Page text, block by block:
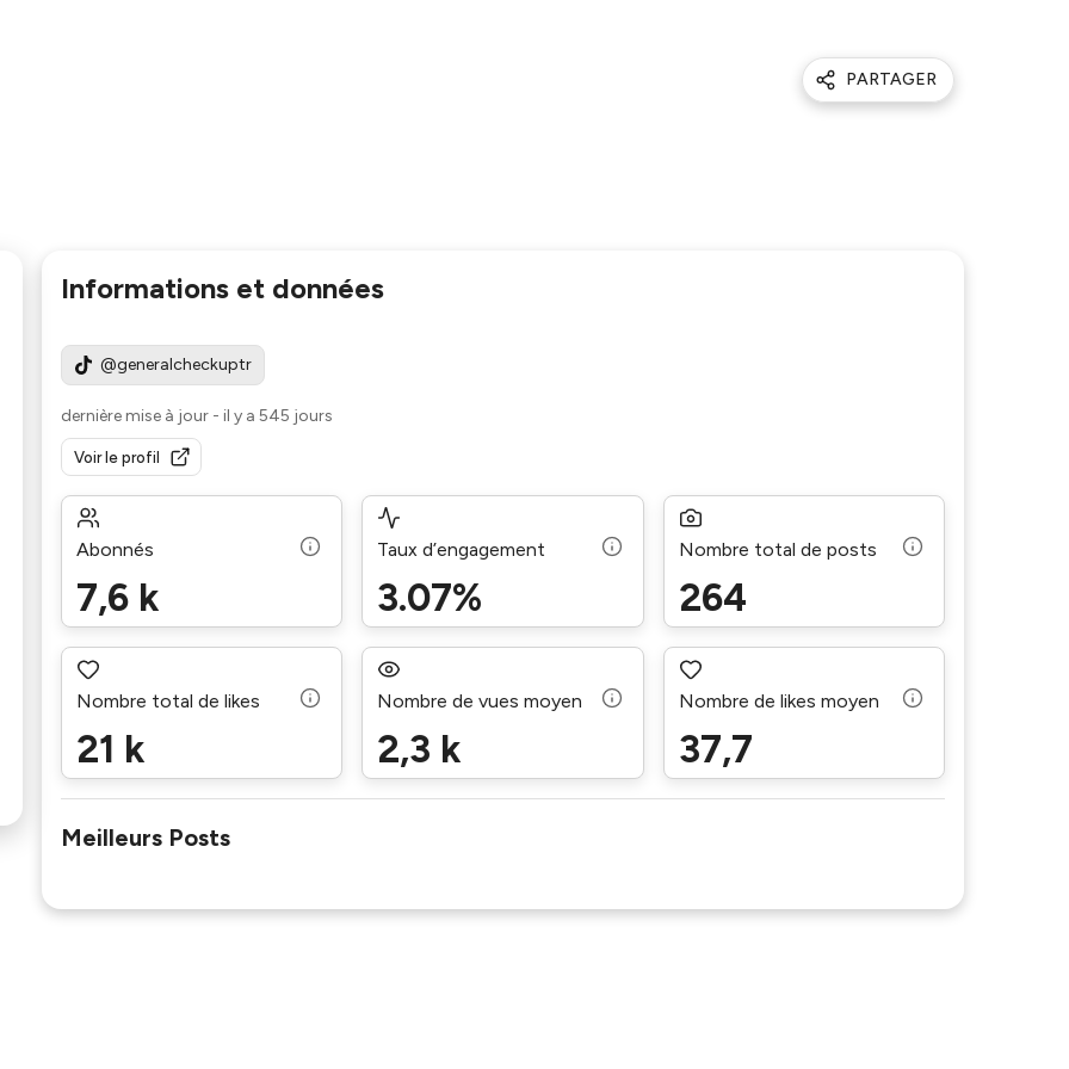
PARTAGER
Informations et données
@generalcheckuptr
dernière mise à jour- il y a 545 jours
Voir le profil
Abonnés
7,6 k
Taux d’engagement
3.07%
Nombre total de posts
264
Nombre total de likes
21 k
Nombre de vues moyen
2,3 k
Nombre de likes moyen
37,7
Meilleurs Posts